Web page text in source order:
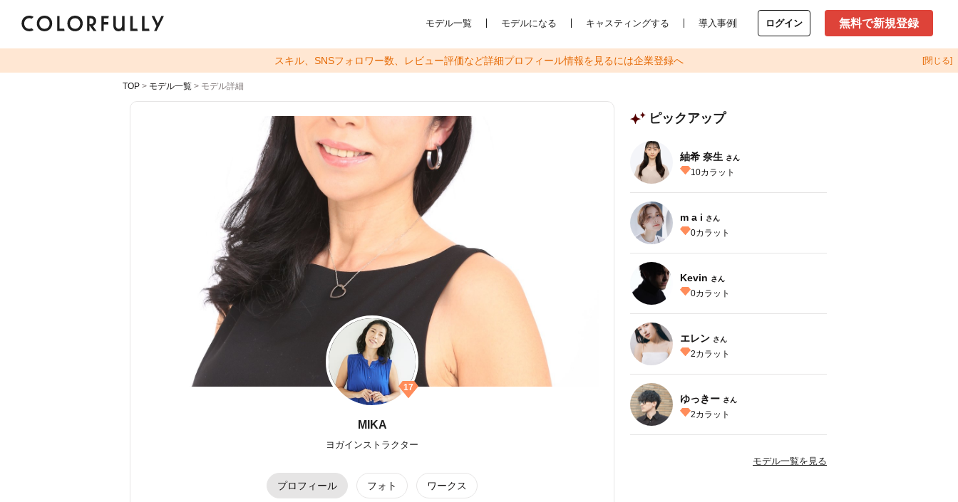
モデル一覧 モデルになる キャスティングする 導入事例 ログイン 無料で新規登録
スキル、SNSフォロワー数、レビュー評価など詳細プロフィール情報を見るには企業登録へ [閉じる]
TOP > モデル一覧 > モデル詳細
17
MIKA
ヨガインストラクター
プロフィール フォト ワークス
ピックアップ
紬希 奈生 さん
10カラット
m a i さん
0カラット
Kevin さん
0カラット
エレン さん
2カラット
ゆっきー さん
2カラット
モデル一覧を見る